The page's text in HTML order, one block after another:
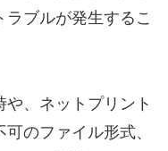
ブルが発生するこ
、ネットプリント
のファイル形式、